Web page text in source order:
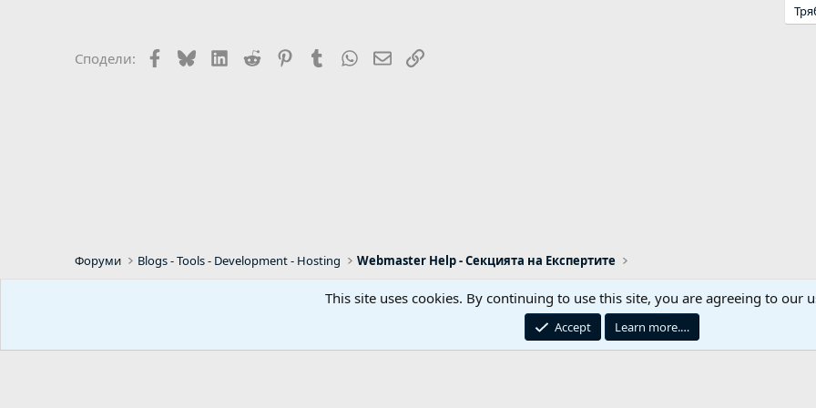
Сподели: Facebook
BlueskyLinkedIn
Reddit PinterestTumblr WhatsApp
EmailLink
Форуми Blogs - Tools - Development - Hosting Webmaster Help - Секцията на Експертите
Реклама / Advertising Контакти Общи
Predpriemach.com © 2006-2026. Hosting by:
This site uses cookies. By continuing to use this site, you are agreeing to our
Accept Learn more.…